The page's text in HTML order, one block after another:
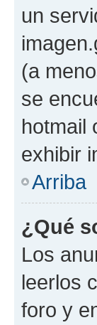
un
(a
se
hotmail
exhibir
Arriba
¿Qué
Los
leerlos
foro y